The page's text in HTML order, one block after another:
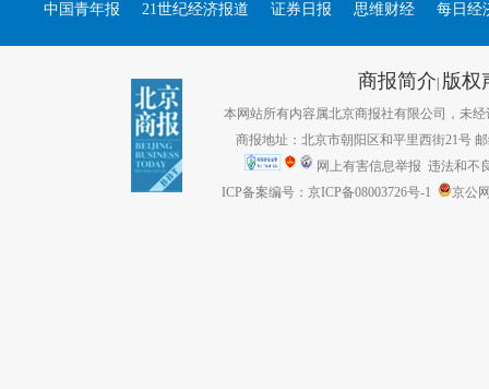
中国青年报 21世纪经济报道 证券日报 思维财经 每日经
商报简介| 版权
本网站所有内容属北京商报社有限公司，未经
商报地址：北京市朝阳区和平里西街21号
网上有害信息举报 违法和不
ICP备案编号：京ICP备08003726号-1
京公